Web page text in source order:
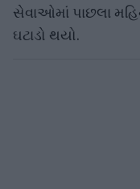
સેવાઓમાં પાછલા
ઘટાડો થયો.